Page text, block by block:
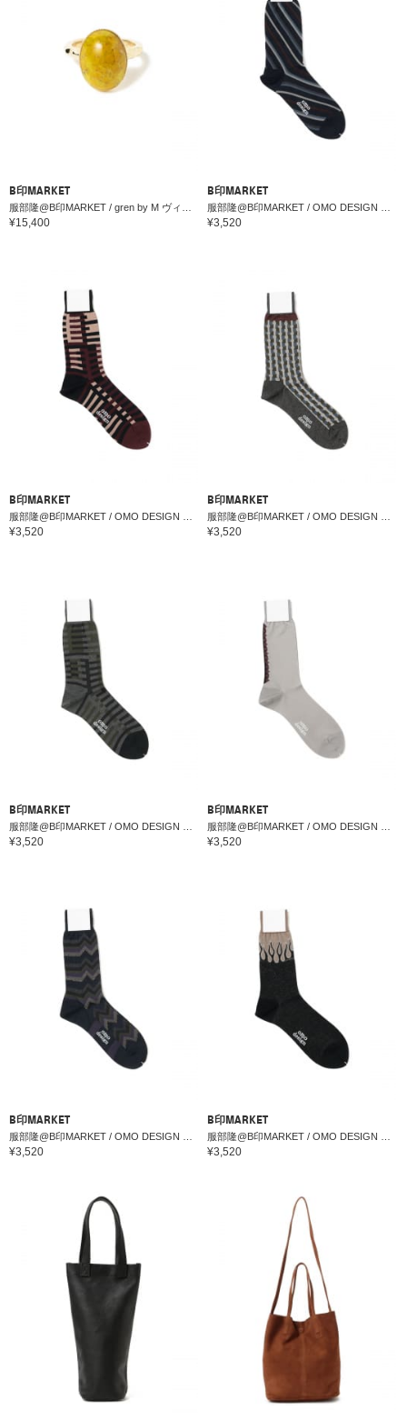
B印MARKET
¥15,400
B印MARKET
¥3,520
B印MARKET
服部隆@B印MARKET / OMO DESIGN MID5ソックス
¥3,520
B印MARKET
服部隆@B印MARKET / OMO DESIGN MID10ソックス
¥3,520
B印MARKET
¥3,520
B印MARKET
¥3,520
B印MARKET
¥3,520
B印MARKET
¥3,520